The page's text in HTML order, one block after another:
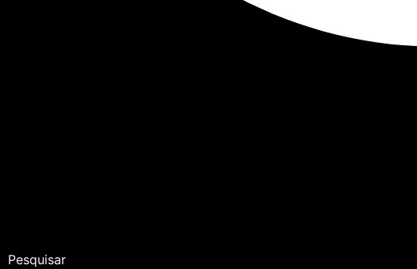
Pesquisar